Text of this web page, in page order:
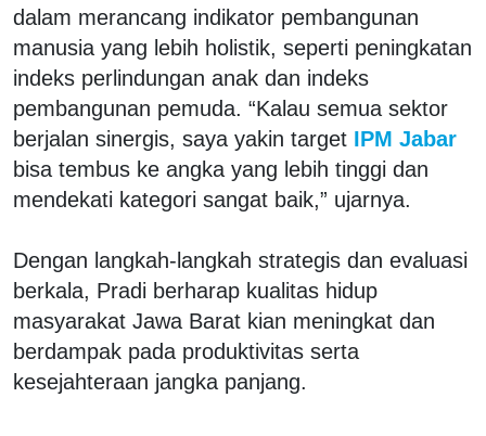
dalam merancang indikator pembangunan
manusia yang lebih holistik, seperti peningkatan
indeks perlindungan anak dan indeks
pembangunan pemuda. “Kalau semua sektor
berjalan sinergis, saya yakin target IPM Jabar
bisa tembus ke angka yang lebih tinggi dan
mendekati kategori sangat baik,” ujarnya.
Dengan langkah-langkah strategis dan evaluasi
berkala, Pradi berharap kualitas hidup
masyarakat Jawa Barat kian meningkat dan
berdampak pada produktivitas serta
kesejahteraan jangka panjang.